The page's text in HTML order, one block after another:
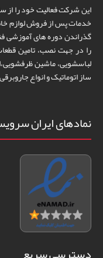
خدمات پس از فروش لوازم
گذراندن دوره های آموزشی
را در جهت نصب، تامین
لباسشویی، ماشین
ساز اتوماتیک و انواع
نمادهای ایران